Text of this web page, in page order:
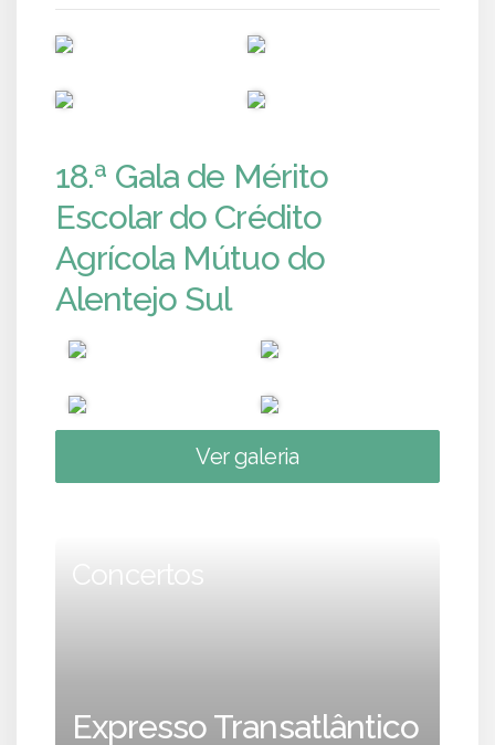
18.ª Gala de Mérito
Escolar do Crédito
Agrícola Mútuo do
Alentejo Sul
Ver galeria
Concertos
Expresso Transatlântico